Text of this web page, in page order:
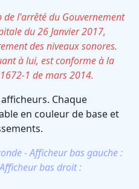
l'arrêté du Gouvernement
du 26 Janvier 2017,
des niveaux sonores.
à lui, est conforme à la
1 de mars 2014.
Chaque
en couleur de base et
- Afficheur bas gauche :
bas droit :